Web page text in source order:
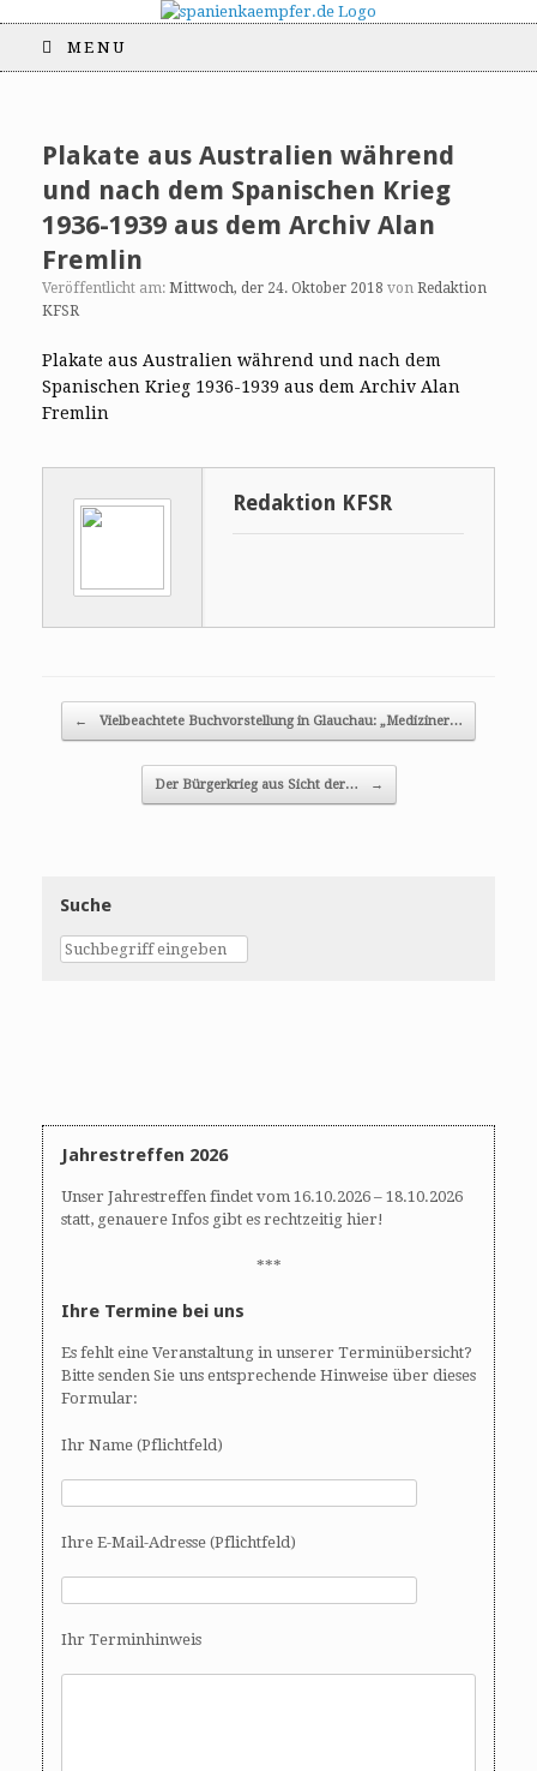
MENU
Plakate aus Australien während
und nach dem Spanischen Krieg
1936-1939 aus dem Archiv Alan
Fremlin
Veröffentlicht am: Mittwoch, der 24. Oktober 2018 von Redaktion
KFSR
Plakate aus Australien während und nach dem
Spanischen Krieg 1936-1939 aus dem Archiv Alan
Fremlin
Redaktion KFSR
Post navigation
← Vielbeachtete Buchvorstellung in Glauchau: „Mediziner…
Der Bürgerkrieg aus Sicht der… →
Suche
Jahrestreffen 2026
Unser Jahrestreffen findet vom 16.10.2026 – 18.10.2026
statt, genauere Infos gibt es rechtzeitig hier!
***
Ihre Termine bei uns
Es fehlt eine Veranstaltung in unserer Terminübersicht?
Bitte senden Sie uns entsprechende Hinweise über dieses
Formular:
Ihr Name (Pflichtfeld)
Ihre E-Mail-Adresse (Pflichtfeld)
Ihr Terminhinweis